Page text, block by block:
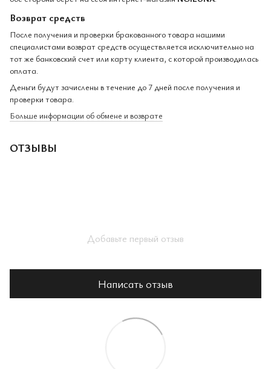
Возврат средств
После получения и проверки бракованного товара нашими
специалистами возврат средств осуществляется исключительно на
тот же банковский счет или карту клиента, с которой производилась
оплата.
Деньги будут зачислены в течение до 7 дней после получения и
проверки товара.
Больше информации об обмене и возврате
ОТЗЫВЫ
Добавьте первый отзыв
Написать отзыв